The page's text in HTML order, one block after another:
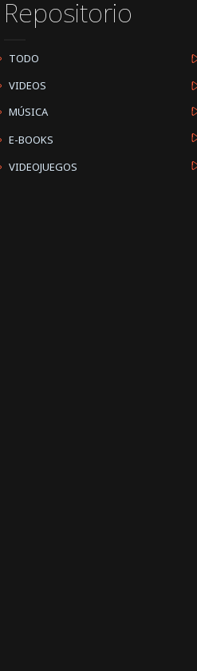
Repositorio
TODO
VIDEOS
MÚSICA
E-BOOKS
VIDEOJUEGOS